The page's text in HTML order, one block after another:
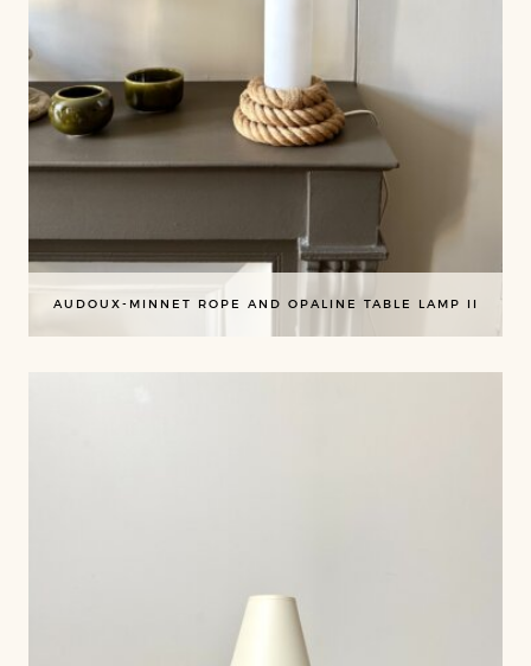
AUDOUX-MINNET ROPE AND OPALINE TABLE LAMP II